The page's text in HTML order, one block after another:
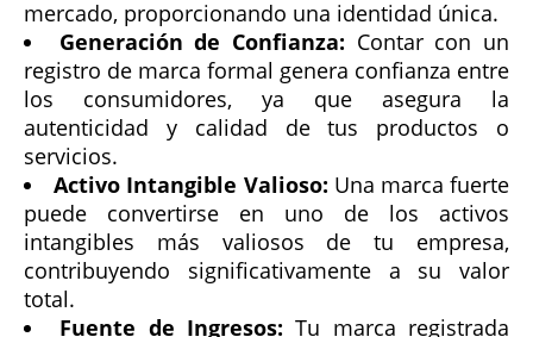
mercado, proporcionando una identidad única.
Generación de Confianza: Contar con un
registro de marca formal genera confianza entre
los consumidores, ya que asegura la
autenticidad y calidad de tus productos o
servicios.
Activo Intangible Valioso: Una marca fuerte
puede convertirse en uno de los activos
intangibles más valiosos de tu empresa,
contribuyendo significativamente a su valor
total.
Fuente de Ingresos: Tu marca registrada